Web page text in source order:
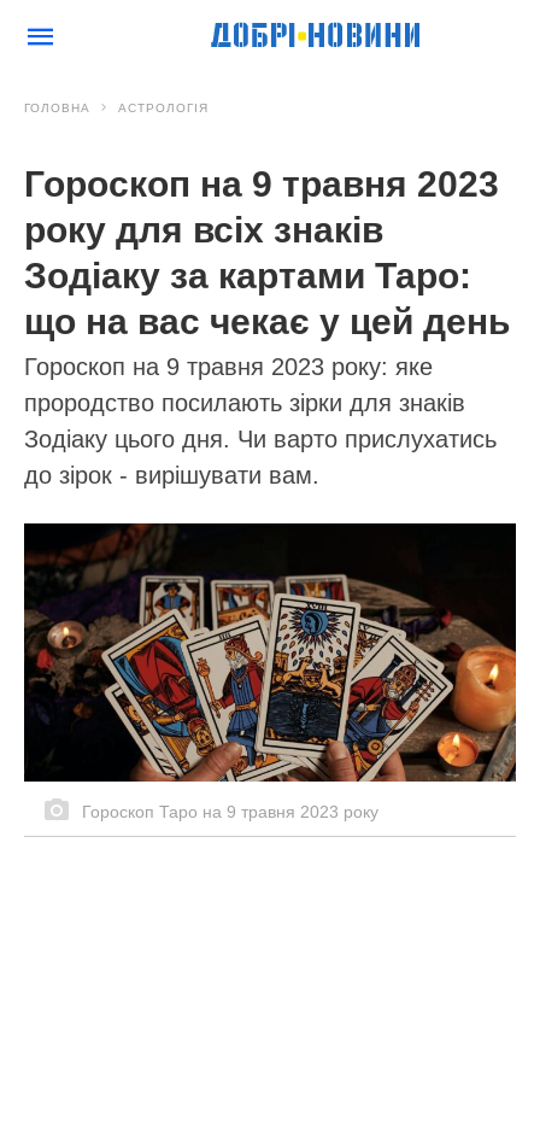
ГОЛОВНА АСТРОЛОГІЯ
Гороскоп на 9 травня 2023
року для всіх знаків
Зодіаку за картами Таро:
що на вас чекає у цей день
Гороскоп на 9 травня 2023 року: яке
прородство посилають зірки для знаків
Зодіаку цього дня. Чи варто прислухатись
до зірок - вирішувати вам.
Гороскоп Таро на 9 травня 2023 року